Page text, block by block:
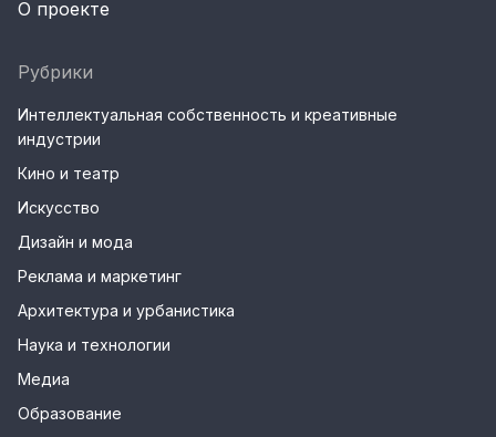
О проекте
Рубрики
Интеллектуальная собственность и креативные
индустрии
Кино и театр
Искусство
Дизайн и мода
Реклама и маркетинг
Архитектура и урбанистика
Наука и технологии
Медиа
Образование